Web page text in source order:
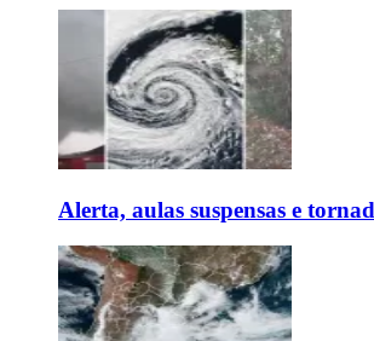
Alerta, aulas suspensas e